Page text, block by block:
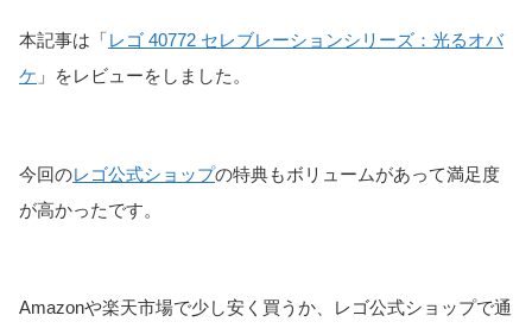
本記事は「レゴ 40772 セレブレーションシリーズ：光るオバ
ケ 」をレビューをしました。
今回のレゴ公式ショップの特典もボリュームがあって満足度
が高かったです。
Amazonや楽天市場で少し安く買うか、レゴ公式ショップで通